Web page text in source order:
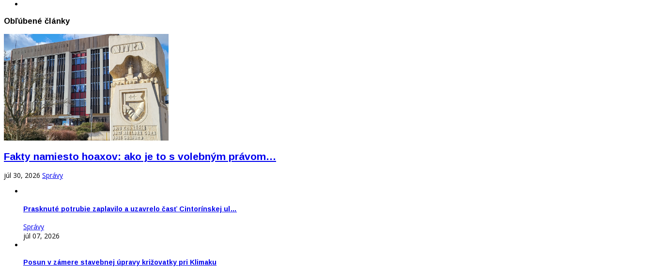
Obľúbené články
Fakty namiesto hoaxov: ako je to s volebným právom…
júl 30, 2026 Správy
Prasknuté potrubie zaplavilo a uzavrelo časť Cintorínskej ul…
Správy
júl 07, 2026
Posun v zámere stavebnej úpravy križovatky pri Klimaku